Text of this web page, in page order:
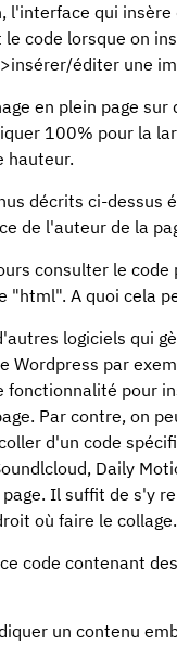
l'interface qui
code lorsque on
éditer une
en plein page
100% pour la
hauteur.
décrits ci-dessus
de l'auteur de la
consulter le code
"html". A quoi cela
logiciels qui
Wordpress par
fonctionnalité pour
Par contre, on
d'un code
Daily
Il suffit de s'y
où faire le collage.
code contenant
un contenu